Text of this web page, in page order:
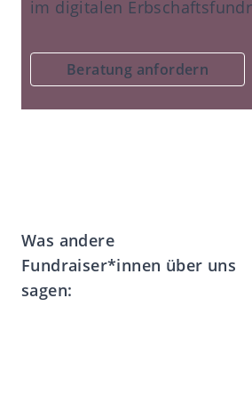
im digitalen
Beratung anfordern
Was andere
Fundraiser*innen über uns
sagen: